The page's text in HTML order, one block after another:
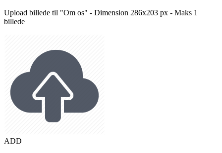
Upload billede til "Om os" - Dimension 286x203 px - Maks 1
billede
ADD